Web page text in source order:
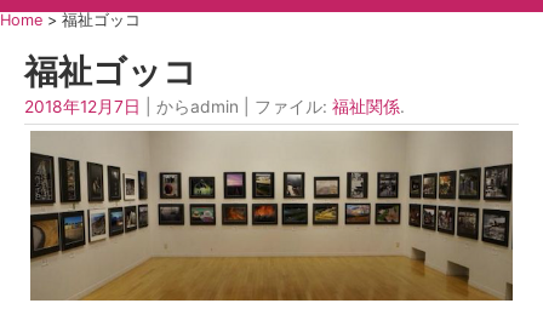
Home > 福祉ゴッコ
福祉ゴッコ
2018年12月7日 | からadmin | ファイル: 福祉関係.